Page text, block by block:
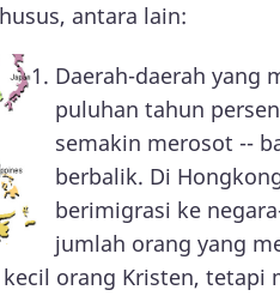
antara lain:
Daerah-daerah yang
puluhan tahun
semakin merosot --
berbalik. Di
berimigrasi ke
jumlah orang yang
orang Kristen, tetapi